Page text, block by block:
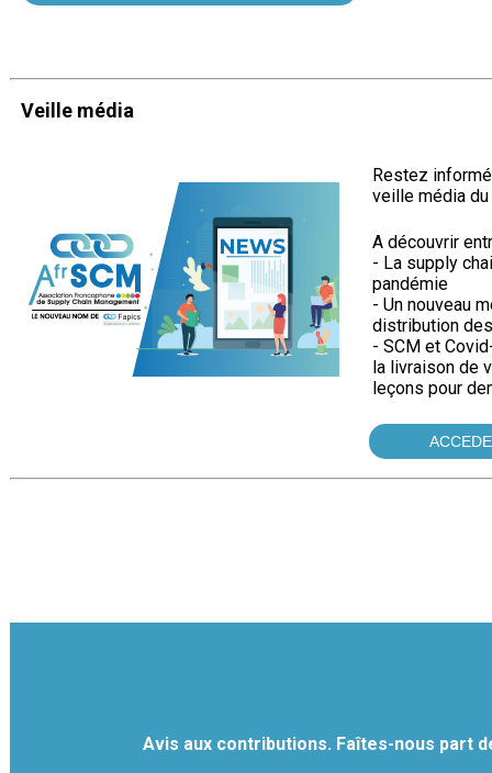
Veille média
Restez
veille média
A découvrir
- La supply
pandémie
- Un nouveau
distribution
- SCM et
la livraison de
leçons pour
Avis aux contributions. Faîtes-nous part